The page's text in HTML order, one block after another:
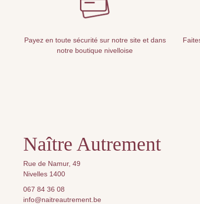
Payez en toute sécurité sur notre site et dans
notre boutique nivelloise
Naître Autrement
Rue de Namur, 49
Nivelles 1400
067 84 36 08
info@naitreautrement.be